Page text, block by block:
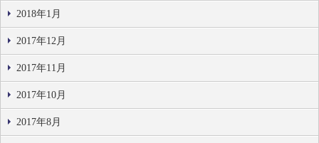
2018年1月
2017年12月
2017年11月
2017年10月
2017年8月